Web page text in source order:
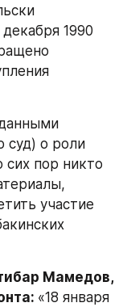
1990
суд) о роли
сих пор никто
участие
Мамедов,
«18 января